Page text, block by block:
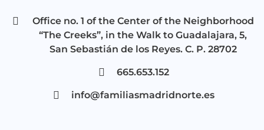
Office no. 1 of the Center of the Neighborhood
“The Creeks”, in the Walk to Guadalajara, 5,
San Sebastián de los Reyes. C. P. 28702
665.653.152
info@familiasmadridnorte.es